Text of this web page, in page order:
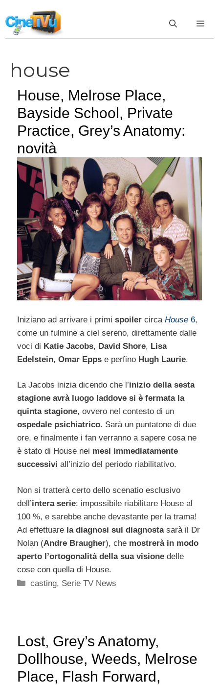
al
contenuto
house
House, Melrose Place,
Bayside School, Private
Practice, Grey’s Anatomy:
novità
Iniziano ad arrivare i primi spoiler circa House 6,
come un fulmine a ciel sereno, direttamente dalle
voci di Katie Jacobs, David Shore, Lisa
Edelstein, Omar Epps e perfino Hugh Laurie.
La Jacobs inizia dicendo che l’inizio della sesta
stagione avrà luogo laddove si è fermata la
quinta stagione, ovvero nel contesto di un
ospedale psichiatrico. Sarà un puntatone di due
ore, e finalmente i fan verranno a sapere cosa ne
è stato di House nei mesi immediatamente
successivi all’inizio del periodo riabilitativo.
Non si tratterà certo dello scenatio esclusivo
dell’intera serie: impossibile riabilitare House al
100 %, e sarebbe anche devastante per la trama!
Ad effettuare la diagnosi sul diagnosta sarà il Dr
Nolan (Andre Braugher), che mostrerà in modo
aperto l’ortogonalità della sua visione delle
cose con quella di House.
Categorie
casting, Serie TV News
Lost, Grey’s Anatomy,
Dollhouse, Weeds, Melrose
Place, Flash Forward,